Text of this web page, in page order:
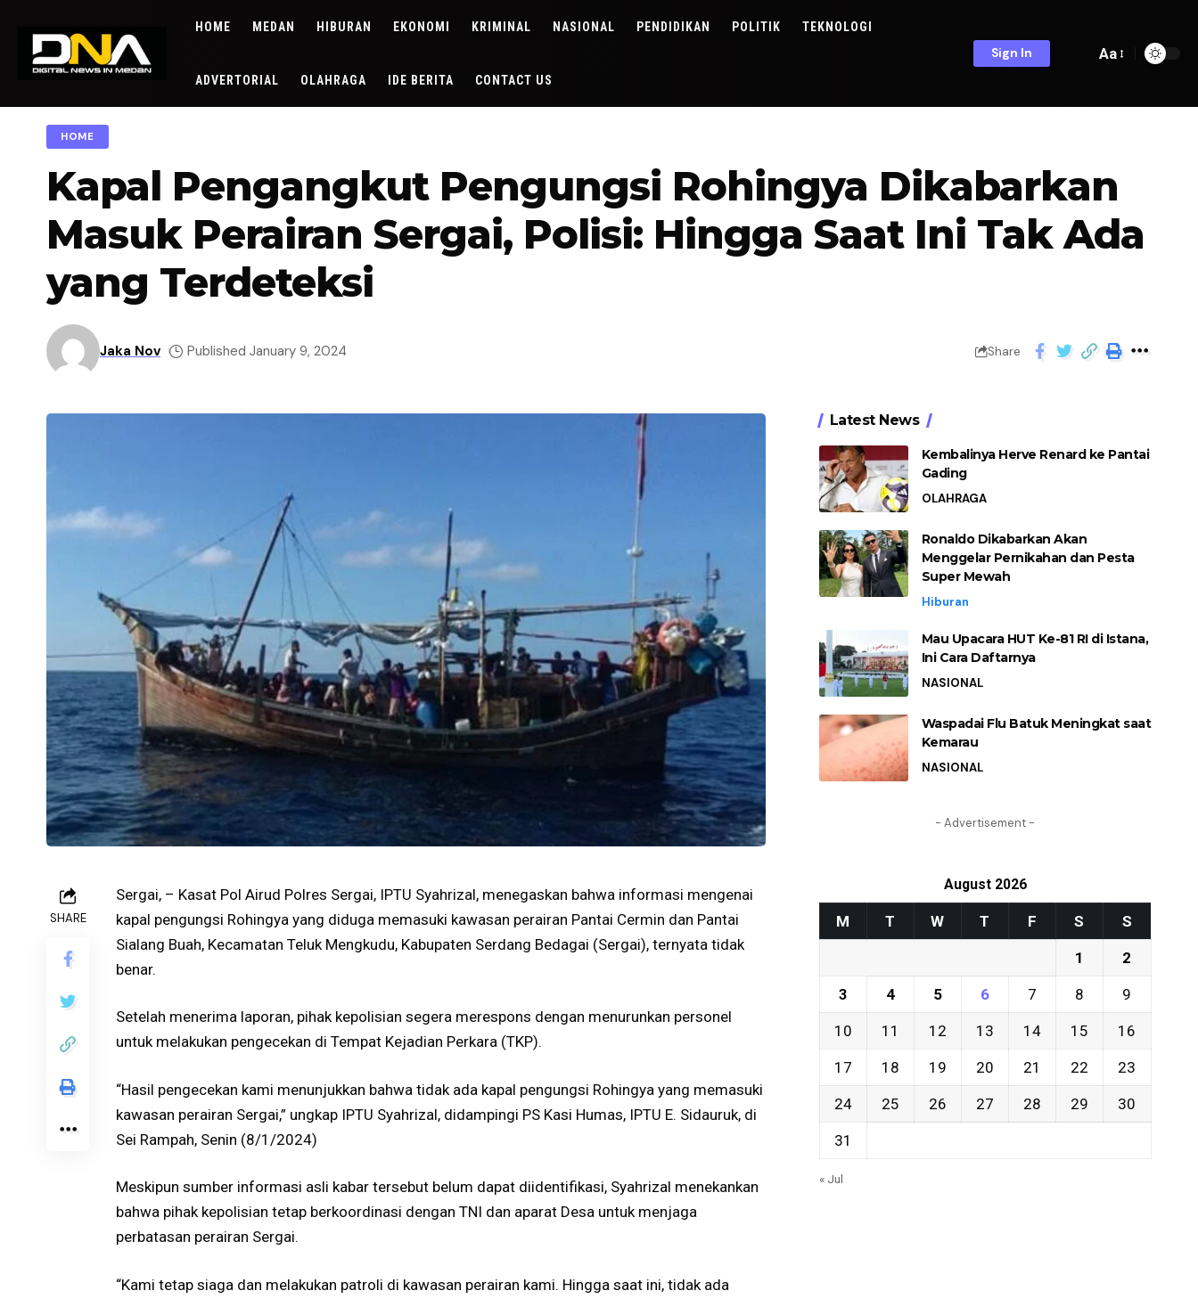
HOME MEDAN HIBURAN EKONOMI KRIMINAL NASIONAL PENDIDIKAN POLITIK TEKNOLOGI
ADVERTORIAL OLAHRAGA IDE BERITA CONTACT US
Sign In Aa
HOME
Kapal Pengangkut Pengungsi Rohingya Dikabarkan
Masuk Perairan Sergai, Polisi: Hingga Saat Ini Tak Ada
yang Terdeteksi
Jaka Nov Published January 9, 2024 Share
SHARE
Sergai, – Kasat Pol Airud Polres Sergai, IPTU Syahrizal, menegaskan bahwa informasi mengenai
kapal pengungsi Rohingya yang diduga memasuki kawasan perairan Pantai Cermin dan Pantai
Sialang Buah, Kecamatan Teluk Mengkudu, Kabupaten Serdang Bedagai (Sergai), ternyata tidak
benar.
Setelah menerima laporan, pihak kepolisian segera merespons dengan menurunkan personel
untuk melakukan pengecekan di Tempat Kejadian Perkara (TKP).
“Hasil pengecekan kami menunjukkan bahwa tidak ada kapal pengungsi Rohingya yang memasuki
kawasan perairan Sergai,” ungkap IPTU Syahrizal, didampingi PS Kasi Humas, IPTU E. Sidauruk, di
Sei Rampah, Senin (8/1/2024)
Meskipun sumber informasi asli kabar tersebut belum dapat diidentifikasi, Syahrizal menekankan
bahwa pihak kepolisian tetap berkoordinasi dengan TNI dan aparat Desa untuk menjaga
perbatasan perairan Sergai.
“Kami tetap siaga dan melakukan patroli di kawasan perairan kami. Hingga saat ini, tidak ada
Latest News
Kembalinya Herve Renard ke Pantai
Gading
OLAHRAGA
Ronaldo Dikabarkan Akan
Menggelar Pernikahan dan Pesta
Super Mewah
Hiburan
Mau Upacara HUT Ke-81 RI di Istana,
Ini Cara Daftarnya
NASIONAL
Waspadai Flu Batuk Meningkat saat
Kemarau
NASIONAL
- Advertisement -
August 2026
M T W T F S S
1 2
3 4 5 6 7 8 9
10 11 12 13 14 15 16
17 18 19 20 21 22 23
24 25 26 27 28 29 30
31
« Jul